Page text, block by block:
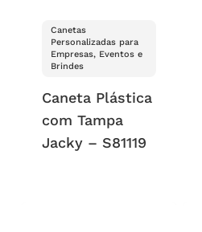
Canetas
Personalizadas para
Empresas, Eventos e
Brindes
Caneta Plástica
com Tampa
Jacky – S81119